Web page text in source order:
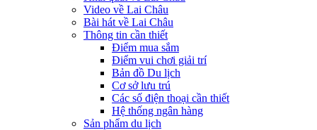
Video về Lai Châu
Bài hát về Lai Châu
Thông tin cần thiết
Điểm mua sắm
Điểm vui chơi giải trí
Bản đồ Du lịch
Cơ sở lưu trú
Các số điện thoại cần thiết
Hệ thống ngân hàng
Sản phẩm du lịch